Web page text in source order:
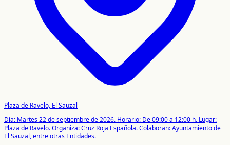
Plaza de Ravelo, El Sauzal
Día: Martes 22 de septiembre de 2026. Horario: De 09:00 a 12:00 h. Lugar:
Plaza de Ravelo.Organiza: Cruz Roja Española.Colaboran: Ayuntamiento de
El Sauzal, entre otras Entidades.